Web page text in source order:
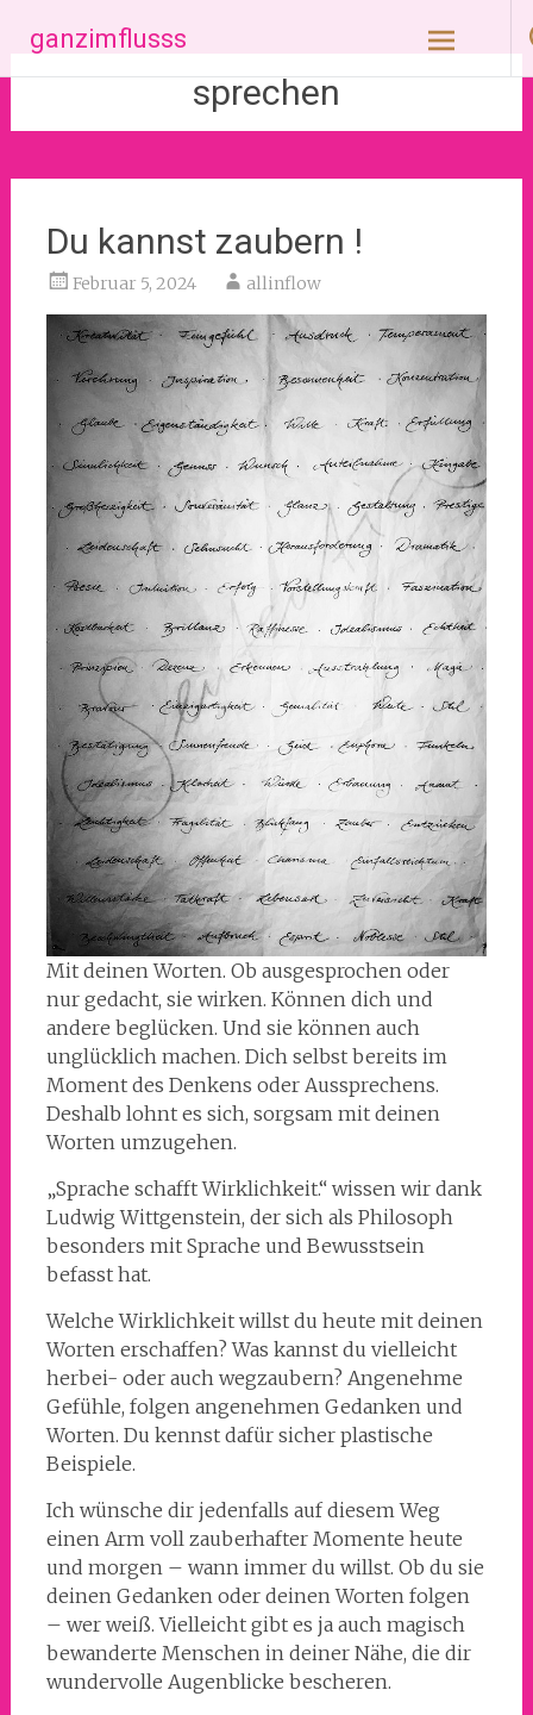
Inhalt
springen
ganzimflusss
sprechen
Du kannst zaubern !
Februar 5, 2024 allinflow
Mit deinen Worten. Ob ausgesprochen oder
nur gedacht, sie wirken. Können dich und
andere beglücken. Und sie können auch
unglücklich machen. Dich selbst bereits im
Moment des Denkens oder Aussprechens.
Deshalb lohnt es sich, sorgsam mit deinen
Worten umzugehen.
„Sprache schafft Wirklichkeit.“ wissen wir dank
Ludwig Wittgenstein, der sich als Philosoph
besonders mit Sprache und Bewusstsein
befasst hat.
Welche Wirklichkeit willst du heute mit deinen
Worten erschaffen? Was kannst du vielleicht
herbei- oder auch wegzaubern? Angenehme
Gefühle, folgen angenehmen Gedanken und
Worten. Du kennst dafür sicher plastische
Beispiele.
Ich wünsche dir jedenfalls auf diesem Weg
einen Arm voll zauberhafter Momente heute
und morgen – wann immer du willst. Ob du sie
deinen Gedanken oder deinen Worten folgen
– wer weiß. Vielleicht gibt es ja auch magisch
bewanderte Menschen in deiner Nähe, die dir
wundervolle Augenblicke bescheren.